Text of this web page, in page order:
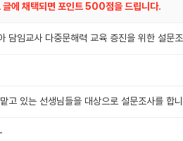
글에 채택되면 포인트 500점을 드립니다.
담임교사 다중문해력 교육 증진을 위한 설문
고 있는 선생님들을 대상으로 설문조사를 합